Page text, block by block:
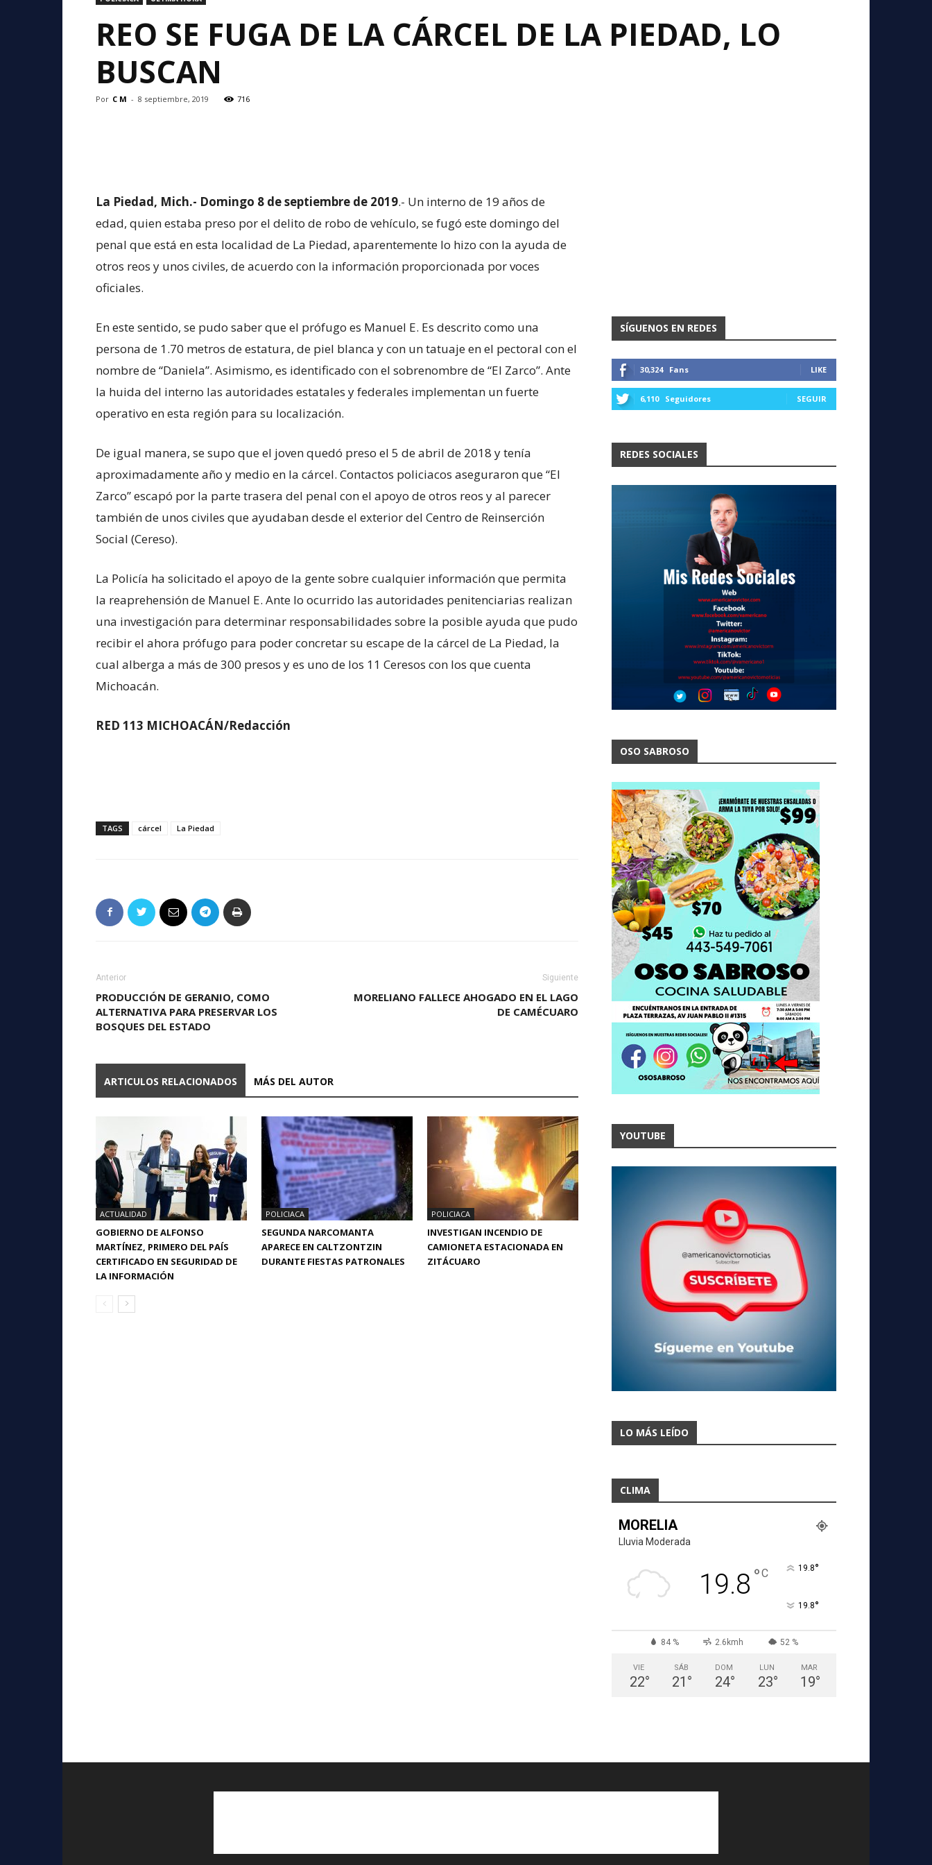
REO SE FUGA DE LA CÁRCEL DE LA PIEDAD, LO
BUSCAN
Por C M - 8 septiembre, 2019 716
La Piedad, Mich.- Domingo 8 de septiembre de 2019.- Un interno de 19 años de
edad, quien estaba preso por el delito de robo de vehículo, se fugó este domingo del
penal que está en esta localidad de La Piedad, aparentemente lo hizo con la ayuda de
otros reos y unos civiles, de acuerdo con la información proporcionada por voces
oficiales.
En este sentido, se pudo saber que el prófugo es Manuel E. Es descrito como una
persona de 1.70 metros de estatura, de piel blanca y con un tatuaje en el pectoral con el
nombre de “Daniela”. Asimismo, es identificado con el sobrenombre de “El Zarco”. Ante
la huida del interno las autoridades estatales y federales implementan un fuerte
operativo en esta región para su localización.
De igual manera, se supo que el joven quedó preso el 5 de abril de 2018 y tenía
aproximadamente año y medio en la cárcel. Contactos policiacos aseguraron que “El
Zarco” escapó por la parte trasera del penal con el apoyo de otros reos y al parecer
también de unos civiles que ayudaban desde el exterior del Centro de Reinserción
Social (Cereso).
La Policía ha solicitado el apoyo de la gente sobre cualquier información que permita
la reaprehensión de Manuel E. Ante lo ocurrido las autoridades penitenciarias realizan
una investigación para determinar responsabilidades sobre la posible ayuda que pudo
recibir el ahora prófugo para poder concretar su escape de la cárcel de La Piedad, la
cual alberga a más de 300 presos y es uno de los 11 Ceresos con los que cuenta
Michoacán.
RED 113 MICHOACÁN/Redacción
TAGS cárcel La Piedad
Anterior
PRODUCCIÓN DE GERANIO, COMO
ALTERNATIVA PARA PRESERVAR LOS
BOSQUES DEL ESTADO
Siguiente
MORELIANO FALLECE AHOGADO EN EL LAGO
DE CAMÉCUARO
ARTICULOS RELACIONADOS MÁS DEL AUTOR
ACTUALIDAD
GOBIERNO DE ALFONSO
MARTÍNEZ, PRIMERO DEL PAÍS
CERTIFICADO EN SEGURIDAD DE
LA INFORMACIÓN
POLICIACA
SEGUNDA NARCOMANTA
APARECE EN CALTZONTZIN
DURANTE FIESTAS PATRONALES
POLICIACA
INVESTIGAN INCENDIO DE
CAMIONETA ESTACIONADA EN
ZITÁCUARO
SÍGUENOS EN REDES
30,324 Fans LIKE
6,110 Seguidores SEGUIR
REDES SOCIALES
OSO SABROSO
YOUTUBE
LO MÁS LEÍDO
CLIMA
MORELIA
Lluvia Moderada
19.8 °C 19.8°
19.8°
84 % 2.6kmh 52 %
VIE
22°
SÁB
21 °
DOM
24°
LUN
23°
MAR
19°